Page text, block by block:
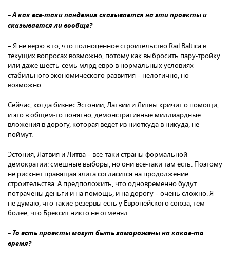
– А как все-таки пандемия сказывается на эти проекты и
сказывается ли вообще?
– Я не верю в то, что полноценное строительство Rail Baltica в
текущих вопросах возможно, потому как выбросить пару-тройку
или даже шесть-семь млрд евро в нормальных условиях
стабильного экономического развития – нелогично, но
возможно.
Сейчас, когда бизнес Эстонии, Латвии и Литвы кричит о помощи,
и это в общем-то понятно, демонстративные миллиардные
вложения в дорогу, которая ведет из ниоткуда в никуда, не
поймут.
Эстония, Латвия и Литва – все-таки страны формальной
демократии: смешные выборы, но они все-таки там есть. Поэтому
не рискнет правящая элита согласится на продолжение
строительства. А предположить, что одновременно будут
потрачены деньги и на помощь, и на дорогу – очень сложно. Я
не думаю, что такие резервы есть у Европейского союза, тем
более, что Брексит никто не отменял.
– То есть проекты могут быть заморожены на какое-то
время?